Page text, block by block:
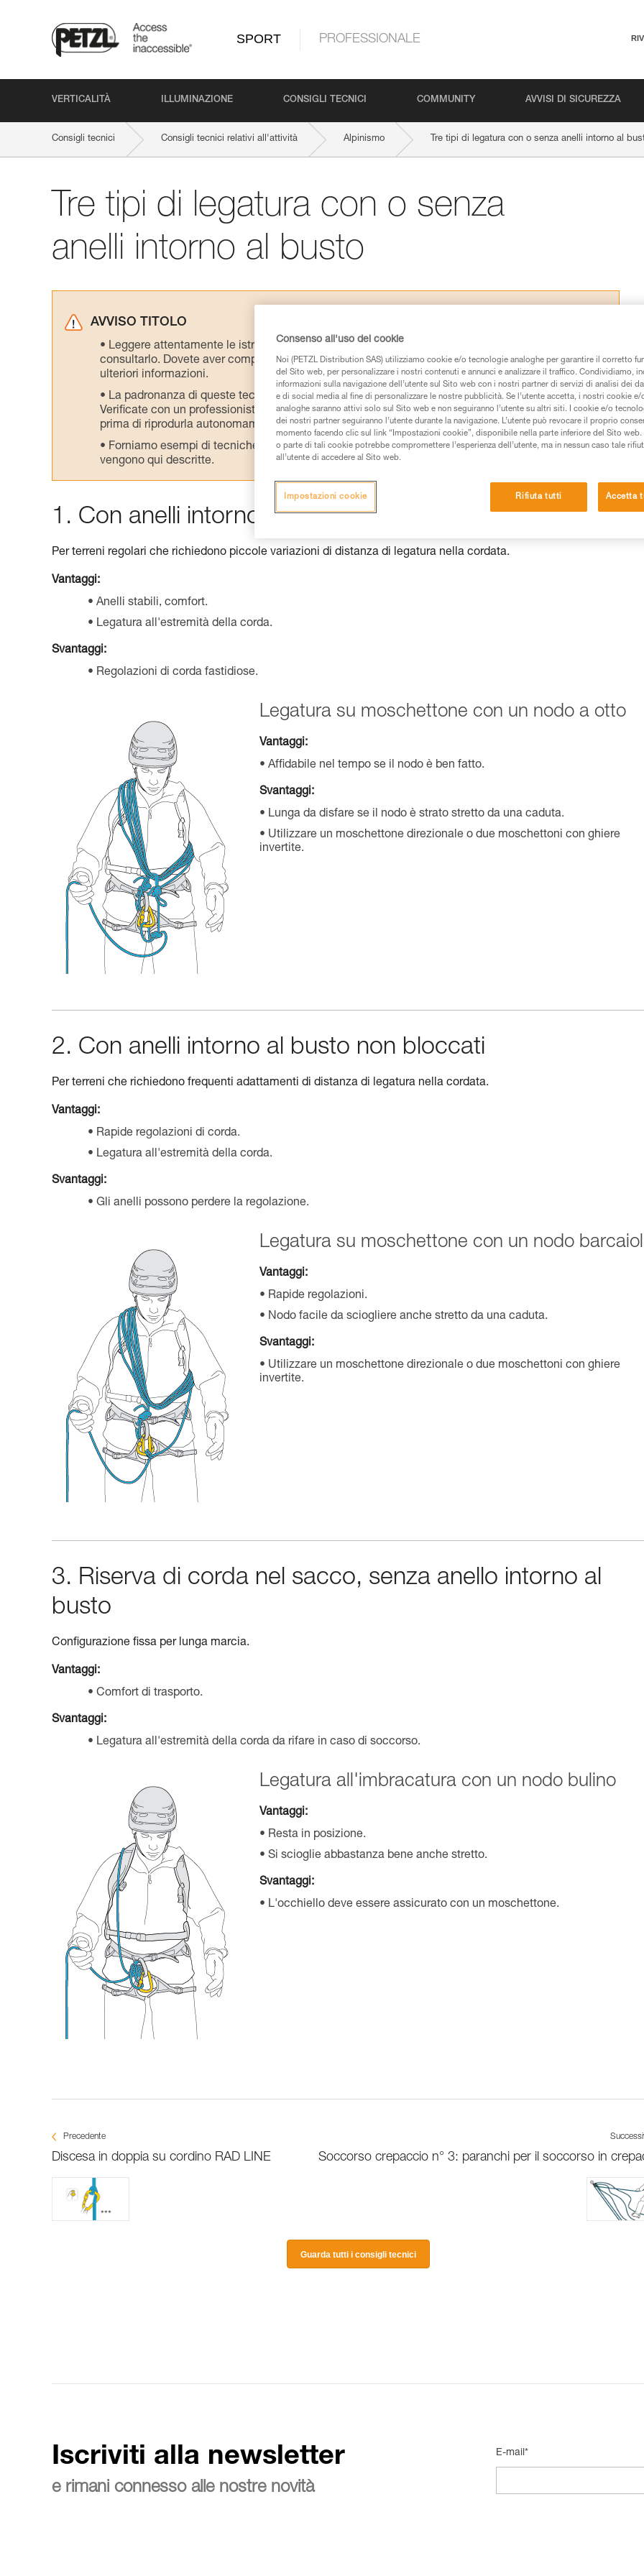
SPORT PROFESSIONALE
VERTICALITÀ ILLUMINAZIONE CONSIGLI TECNICI COMMUNITY AVVISI DI SICUREZZA
Consigli tecnici Consigli tecnici relativi all'attività Alpinismo Tre tipi di legatura con o senza anelli intorno al
Tre tipi di legatura con o senza
anelli intorno al busto
AVVISO TITOLO
Leggere attentamente le istruzioni tecniche dei prodotti utilizzati in questo consiglio prima di
consultarlo. Dovete aver compreso le informazioni dell’istruzione tecnica per poter capire queste
ulteriori informazioni.
La padronanza di queste tecniche richiede una formazione ed un addestramento specifico.
Verificate con un professionista la vostra capacità di rifare la manovra, da soli, in piena sicurezza,
prima di riprodurla autonomamente.
Forniamo esempi di tecniche relative alla vostra attività. Ne possono esistere altre che non
vengono qui descritte.
1. Con anelli intorno al busto bloccati
Per terreni regolari che richiedono piccole variazioni di distanza di legatura nella cordata.
Vantaggi:
Anelli stabili, comfort.
Legatura all'estremità della corda.
Svantaggi:
Regolazioni di corda fastidiose.
Legatura su moschettone con un nodo a otto
Vantaggi:
Affidabile nel tempo se il nodo è ben fatto.
Svantaggi:
Lunga da disfare se il nodo è strato stretto da una caduta.
Utilizzare un moschettone direzionale o due moschettoni con ghiere
invertite.
2. Con anelli intorno al busto non bloccati
Per terreni che richiedono frequenti adattamenti di distanza di legatura nella cordata.
Vantaggi:
Rapide regolazioni di corda.
Legatura all'estremità della corda.
Svantaggi:
Gli anelli possono perdere la regolazione.
Legatura su moschettone con un nodo
Vantaggi:
Rapide regolazioni.
Nodo facile da sciogliere anche stretto da una caduta.
Svantaggi:
Utilizzare un moschettone direzionale o due moschettoni con ghiere
invertite.
3. Riserva di corda nel sacco, senza anello intorno al
busto
Configurazione fissa per lunga marcia.
Vantaggi:
Comfort di trasporto.
Svantaggi:
Legatura all'estremità della corda da rifare in caso di soccorso.
Legatura all'imbracatura con un nodo bulino
Vantaggi:
Resta in posizione.
Si scioglie abbastanza bene anche stretto.
Svantaggi:
L'occhiello deve essere assicurato con un moschettone.
Precedente
Discesa in doppia su cordino RAD LINE Soccorso crepaccio n° 3: paranchi per il soccorso in
Guarda tutti i consigli tecnici
Iscriviti alla newsletter
e rimani connesso alle nostre novità
E-mail*
Consenso all'uso dei cookie
Noi (PETZL Distribution SAS) utilizziamo cookie e/o tecnologie analoghe per garantire il corretto
del Sito web, per personalizzare i nostri contenuti e annunci e analizzare il traffico. Condividiamo,
informazioni sulla navigazione dell’utente sul Sito web con i nostri partner di servizi di analisi dei
e di social media al fine di personalizzare le nostre pubblicità. Se l’utente accetta, i nostri cookie
analoghe saranno attivi solo sul Sito web e non seguiranno l’utente su altri siti. I cookie e/o
dei nostri partner seguiranno l’utente durante la navigazione. L’utente può revocare il proprio
momento facendo clic sul link “Impostazioni cookie”, disponibile nella parte inferiore del Sito
o parte di tali cookie potrebbe compromettere l’esperienza dell’utente, ma in nessun caso tale
all’utente di accedere al Sito web.
Rifiuta tutti Accetta
Impostazioni cookie